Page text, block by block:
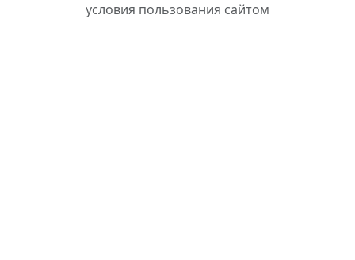
условия пользования сайтом